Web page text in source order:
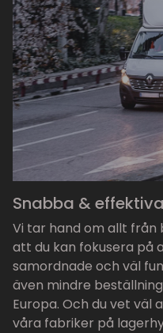
Snabba &
Vi tar hand om allt från
att du kan fokusera på
samordnade och väl
även mindre
Europa. Och du vet väl
våra fabriker på